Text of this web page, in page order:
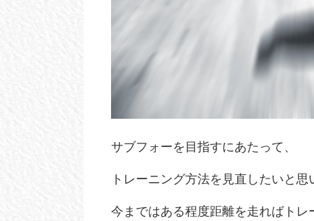
サブフォーを目指すにあたって、
トレーニング方法を見直したいと思
今まではある程度距離を走ればトレ